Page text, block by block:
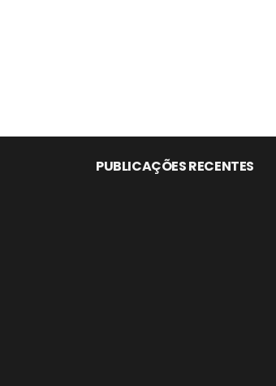
PUBLICAÇÕES RECENTES